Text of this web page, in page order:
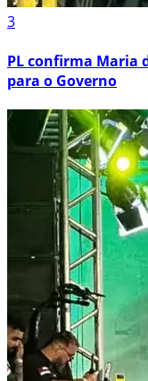
3
PL confirma Maria
para o Governo